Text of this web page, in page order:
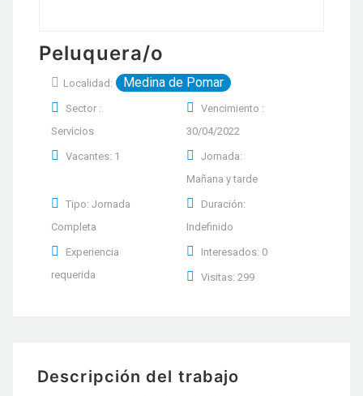
Peluquera/o
Localidad: Medina de Pomar
Sector :
Servicios
Vencimiento :
30/04/2022
Vacantes: 1
Jornada:
Mañana y tarde
Tipo: Jornada
Completa
Duración:
Indefinido
Experiencia
requerida
Interesados: 0
Visitas: 299
Descripción del trabajo